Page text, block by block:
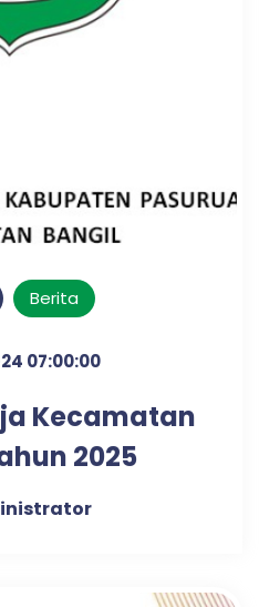
Berita
07:00:00
Kecamatan
2025